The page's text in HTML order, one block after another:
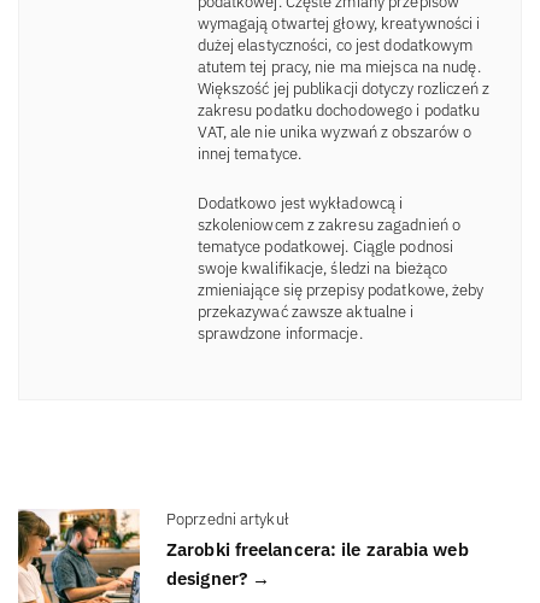
wymagają otwartej głowy, kreatywności i
dużej elastyczności, co jest dodatkowym
atutem tej pracy, nie ma miejsca na nudę.
Większość jej publikacji dotyczy rozliczeń z
zakresu podatku dochodowego i podatku
VAT, ale nie unika wyzwań z obszarów o
innej tematyce.
Dodatkowo jest wykładowcą i
szkoleniowcem z zakresu zagadnień o
tematyce podatkowej. Ciągle podnosi
swoje kwalifikacje, śledzi na bieżąco
zmieniające się przepisy podatkowe, żeby
przekazywać zawsze aktualne i
sprawdzone informacje.
Poprzedni artykuł
Zarobki freelancera: ile zarabia web
designer? →